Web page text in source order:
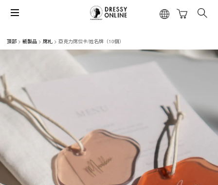
頂部 紙製品 席札 亞克力席位卡/姓名牌（10個）